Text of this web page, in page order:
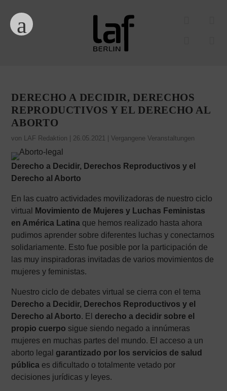
DERECHO A DECIDIR, DERECHOS
REPRODUCTIVOS Y EL DERECHO AL
ABORTO
von LAF Redaktion 26.05.2021 |Vergangene Veranstaltungen
Derecho a Decidir, Derechos Reproductivos y el
Derecho al Aborto
En las cuatro actividades movilizadoras de nuestro ciclo
virtual
Movimiento de Mujeres y Luchas Feministas
en América Latina que hemos realizado hasta ahora
pudimos aprender sobre diferentes luchas y conectarnos
solidariamente. Esto fue posible por la participación de
las muy inspiradoras invitadas de varios movimientos de
mujeres y feministas.
Nuestro ciclo de debates virtual se cierra con el tema
Derecho a Decidir, Derechos Reproductivos y el
Derecho al Aborto. El derecho a decidir sobre el
propio cuerpo sigue siendo negado a innúmeras
mujeres en muchas partes del mundo. El acceso a un
aborto legal garantizado por los servicios de salud
pública es dificultado o totalmente vetado por
decisiones jurídicas y leyes.